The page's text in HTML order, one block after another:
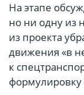
На этапе
но ни одну из
из проекта
движения «в
к
формулировку